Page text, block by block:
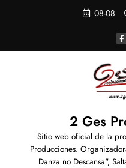
08-08
2 Ges
Sitio web oficial de la
Producciones.
Danza no Descansa",